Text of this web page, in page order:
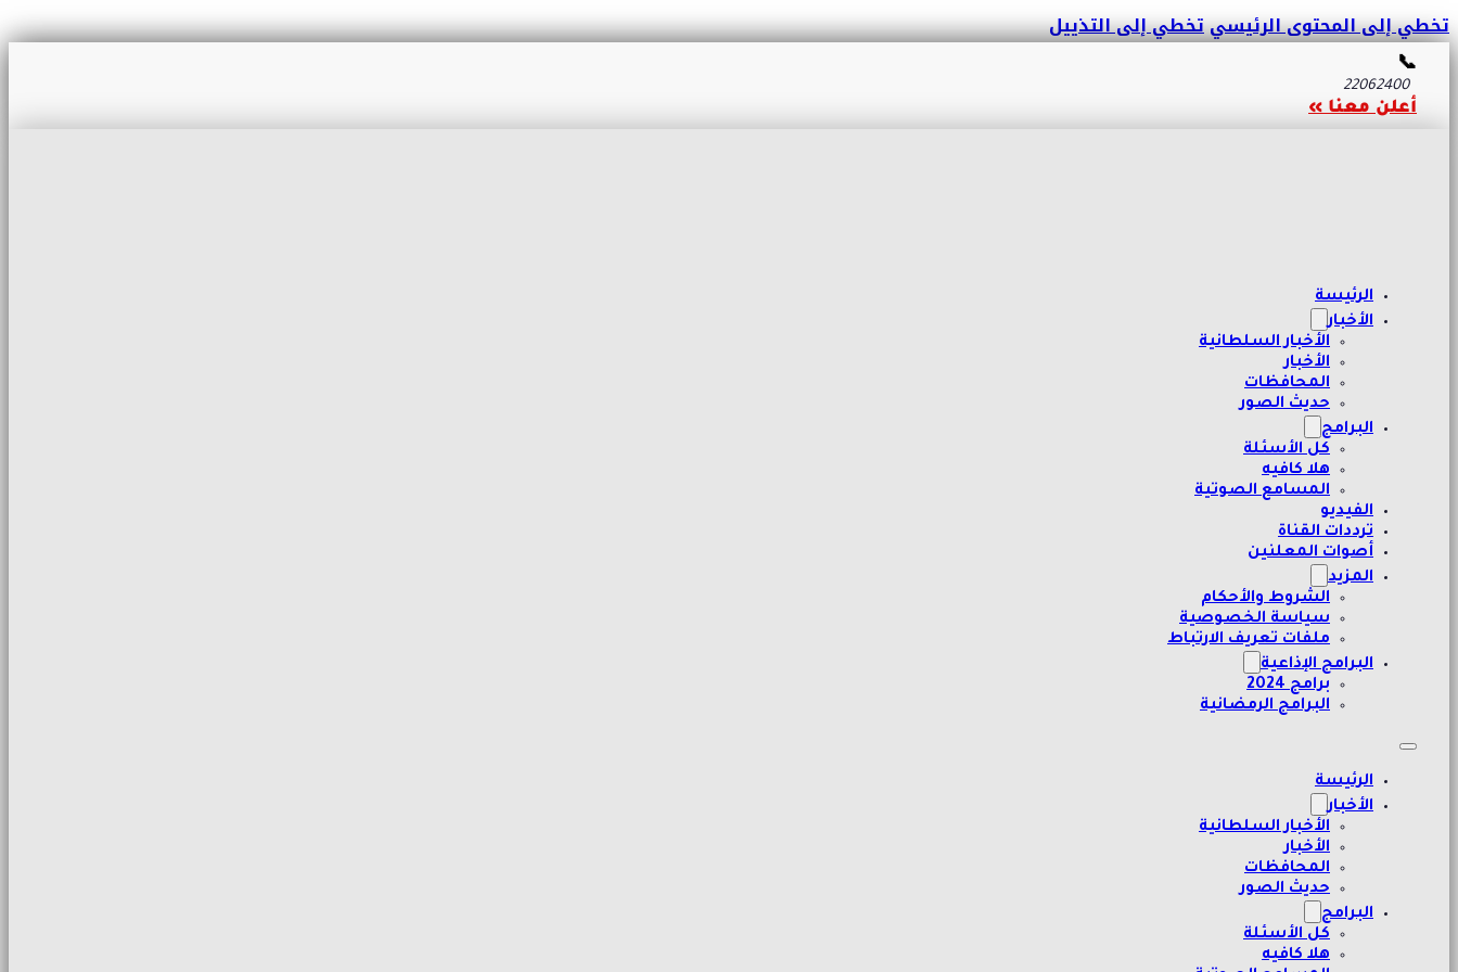
تخطي إلى المحتوى الرئيسيتخطي إلى التذييل
📞
22062400
أعلن معنا »
الرئيسة
الأخبار
الأخبار السلطانية
الأخبار
المحافظات
حديث الصور
البرامج
كل الأسئلة
هلا كافيه
المسامع الصوتية
الفيديو
ترددات القناة
أصوات المعلنين
المزيد
الشروط والأحكام
سياسة الخصوصية
ملفات تعريف الارتباط
البرامج الإذاعية
برامج 2024
البرامج الرمضانية
الرئيسة
الأخبار
الأخبار السلطانية
الأخبار
المحافظات
حديث الصور
البرامج
كل الأسئلة
هلا كافيه